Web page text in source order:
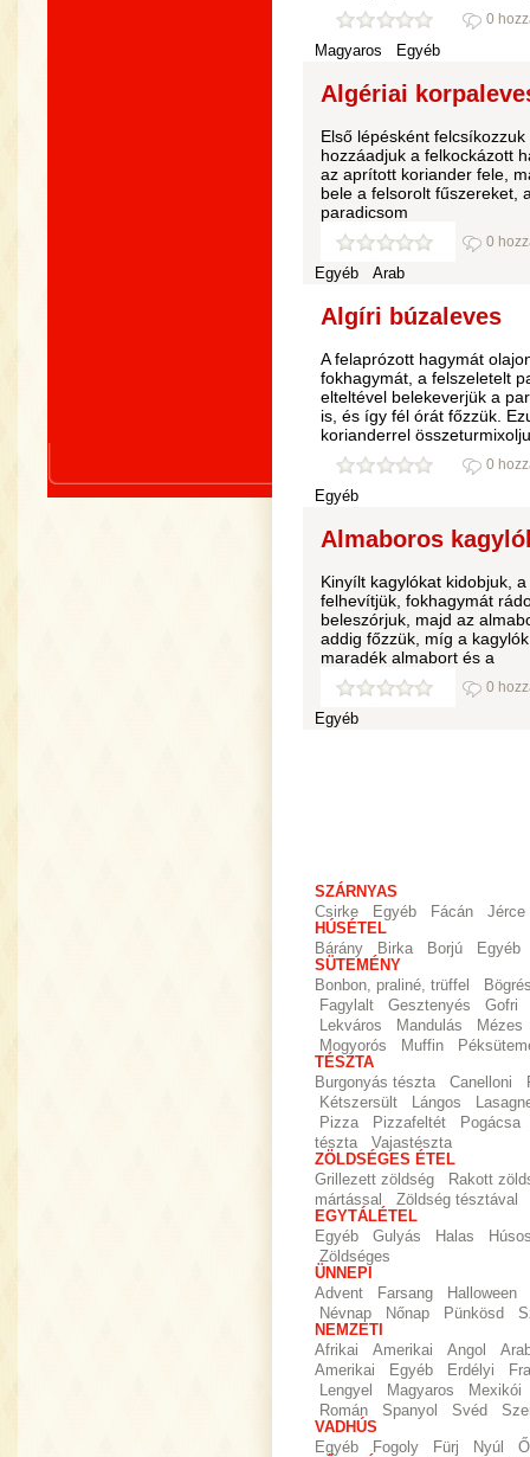
0
Magyaros
Egyéb
Algériai
Első lépésként
hozzáadjuk a felkockázott
az aprított koriander fele,
bele a felsorolt fűszereket,
paradicsom
0
Egyéb
Arab
Algíri búzaleves
A felaprózott hagymát
fokhagymát, a felszeletelt
elteltével belekeverjük a
is, és így fél órát főzzük.
korianderrel
0
Egyéb
Almaboros
Kinyílt kagylókat kidobjuk,
felhevítjük, fokhagymát
beleszórjuk, majd az
addig főzzük, míg a
maradék almabort és a
0
Egyéb
SZÁRNYAS
Csirke
Egyéb Fácán
Jérce
HÚSÉTEL
Bárány
Birka Borjú
Egyéb
SÜTEMÉNY
Bonbon, praliné, trüffel
Fagylalt
Gesztenyés
Gofri
Lekváros
Mandulás
Mézes
Mogyorós
Muffin
TÉSZTA
Burgonyás tészta
Canelloni
Kétszersült
Lángos
Pizza
Pizzafeltét
Pogácsa
tészta
Vajastészta
ZÖLDSÉGES ÉTEL
Grillezett zöldség
Rakott
mártással
Zöldség tésztával
EGYTÁLÉTEL
Egyéb
Gulyás Halas
Zöldséges
ÜNNEPI
Advent
Farsang
Halloween
Névnap
Nőnap Pünkösd
NEMZETI
Afrikai
Amerikai Angol
Amerikai
Egyéb Erdélyi
Lengyel
Magyaros
Mexikói
Román
Spanyol Svéd
VADHÚS
Egyéb
Fogoly Fürj Nyúl